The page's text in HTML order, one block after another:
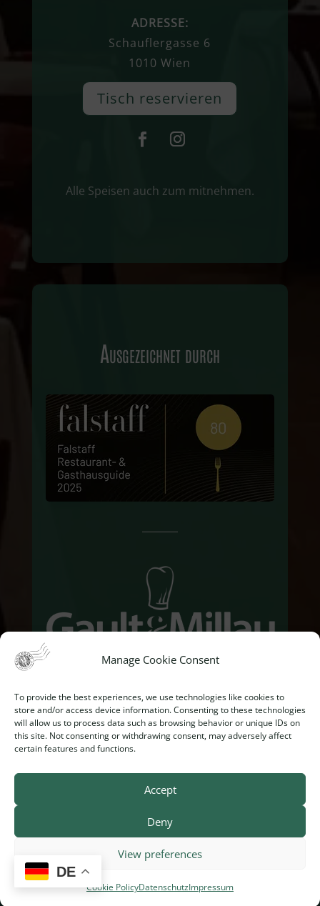
Manage Cookie Consent
To provide the best experiences, we use technologies like cookies to
store and/or access device information. Consenting to these technologies
will allow us to process data such as browsing behavior or unique IDs on
this site. Not consenting or withdrawing consent, may adversely affect
certain features and functions.
Accept
Deny
View preferences
Cookie PolicyDatenschutzImpressum
ADRESSE:
Schauflergasse 6
1010 Wien
Tisch reservieren
Alle Speisen auch zum mitnehmen.
Ausgezeichnet durch
Impressum
Datenschutz
DE